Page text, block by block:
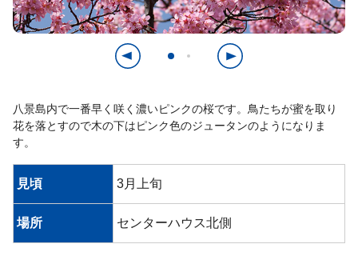
八景島内で一番早く咲く濃いピンクの桜です。鳥たちが蜜を取り
花を落とすので木の下はピンク色のジュータンのようになりま
す。
見頃 3月上旬
場所 センターハウス北側